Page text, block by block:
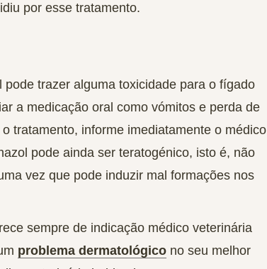
por esse tratamento.
pode trazer alguma toxicidade para o fígado
a medicação oral como vómitos e perda de
tratamento, informe imediatamente o médico
pode ainda ser teratogénico, isto é, não
vez que pode induzir mal formações nos
sempre de indicação médico veterinária
problema dermatológico no seu melhor